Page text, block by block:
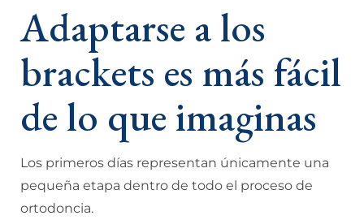
Adaptarse a los
brackets es más fácil
de lo que imaginas
Los primeros días representan únicamente una
pequeña etapa dentro de todo el proceso de
ortodoncia.